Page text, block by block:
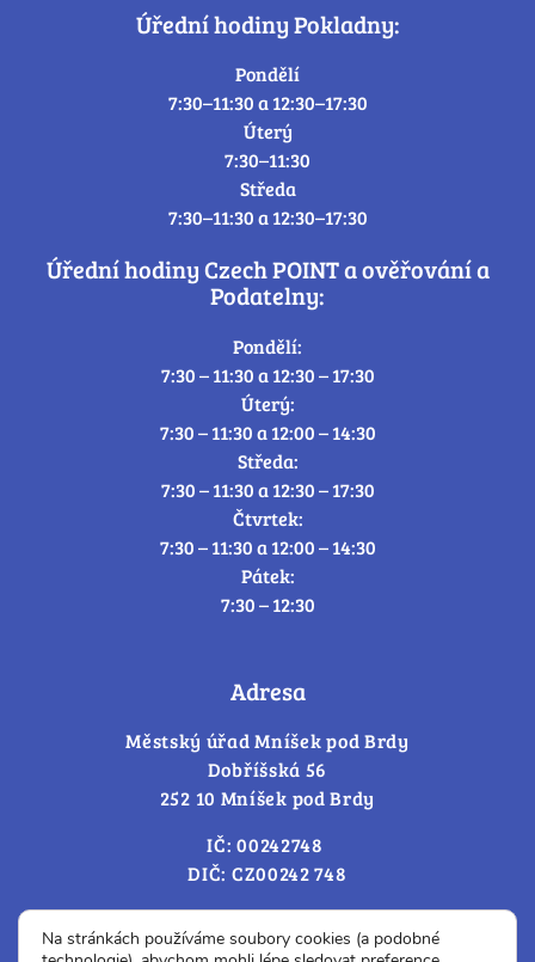
Úřední hodiny Pokladny:
Pondělí
7:30–11:30 a 12:30–17:30
Úterý
7:30–11:30
Středa
7:30–11:30 a 12:30–17:30
Úřední hodiny Czech POINT a ověřování a
Podatelny:
Pondělí:
7:30 – 11:30 a 12:30 – 17:30
Úterý:
7:30 – 11:30 a 12:00 – 14:30
Středa:
7:30 – 11:30 a 12:30 – 17:30
Čtvrtek:
7:30 – 11:30 a 12:00 – 14:30
Pátek:
7:30 – 12:30
Adresa
Městský úřad Mníšek pod Brdy
Dobříšská 56
252 10 Mníšek pod Brdy
IČ: 00242748
DIČ: CZ00242 748
Cookies – změna souhlasu
Na stránkách používáme soubory cookies (a podobné